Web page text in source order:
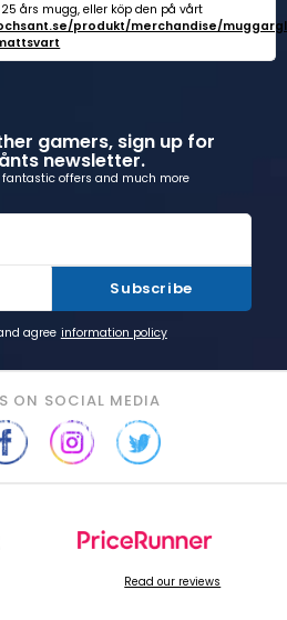
års mugg, eller köp den på vårt
produkt/merchandise/
gamers, sign up for
newsletter.
fantastic offers and much more
Subscribe
agree information policy
ON SOCIAL MEDIA
Read our reviews